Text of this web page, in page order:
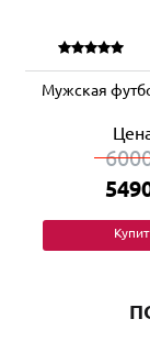
Мужская